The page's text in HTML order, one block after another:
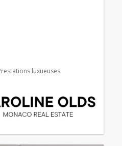
luxueuses